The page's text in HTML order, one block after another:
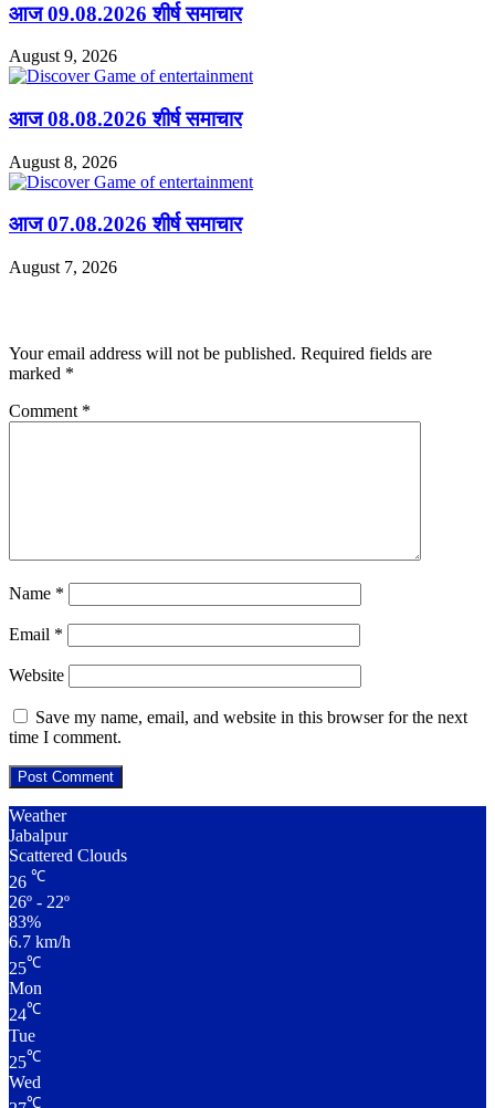
आज 09.08.2026 शीर्ष समाचार
August 9, 2026
आज 08.08.2026 शीर्ष समाचार
August 8, 2026
आज 07.08.2026 शीर्ष समाचार
August 7, 2026
Your email address will not be published. Required fields are
marked *
Comment *
Name *
Email *
Website
Save my name, email, and website in this browser for the next
time I comment.
Weather
Jabalpur
Scattered Clouds
26 ℃
26º - 22º
83%
6.7 km/h
25℃
Mon
24℃
Tue
25℃
Wed
℃